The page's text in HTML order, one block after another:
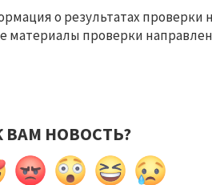
о результатах проверки
материалы проверки
ВАМ НОВОСТЬ?